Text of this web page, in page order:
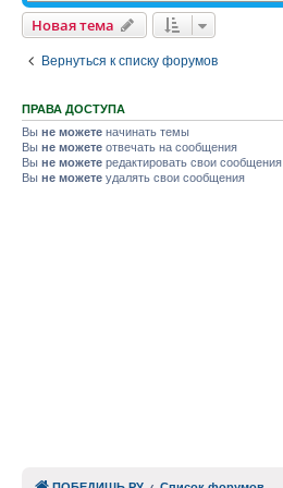
Новая тема
Вернуться к списку форумов
ПРАВА ДОСТУПА
Вы не можете начинать темы
Вы не можете отвечать на сообщения
Вы не можете редактировать свои сообщения
Вы не можете удалять свои сообщения